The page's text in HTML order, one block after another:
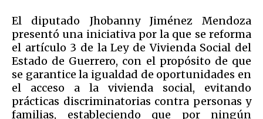
El diputado Jhobanny Jiménez Mendoza
presentó una iniciativa por la que se reforma
el artículo 3 de la Ley de Vivienda Social del
Estado de Guerrero, con el propósito de que
se garantice la igualdad de oportunidades en
el acceso a la vivienda social, evitando
prácticas discriminatorias contra personas y
familias, estableciendo que por ningún